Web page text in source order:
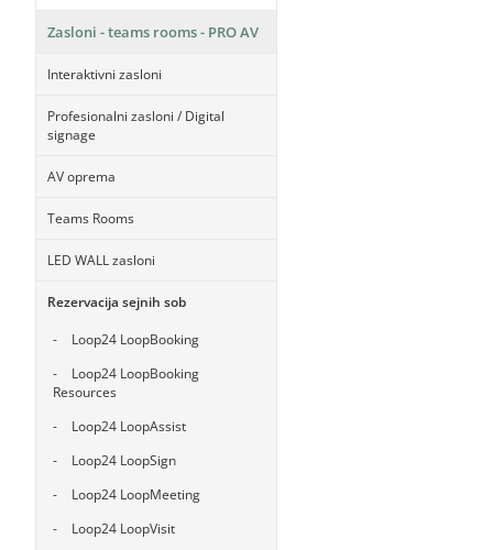
Zasloni - teams rooms - PRO AV
Interaktivni zasloni
Profesionalni zasloni / Digital
signage
AV oprema
Teams Rooms
LED WALL zasloni
Rezervacija sejnih sob
Loop24 LoopBooking
Loop24 LoopBooking
Resources
Loop24 LoopAssist
Loop24 LoopSign
Loop24 LoopMeeting
Loop24 LoopVisit